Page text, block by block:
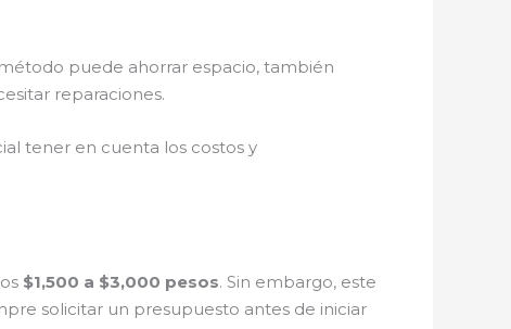
puede ahorrar espacio, también
reparaciones.
tener en cuenta los costos y
$1,500 a $3,000 pesos. Sin embargo, este
solicitar un presupuesto antes de iniciar